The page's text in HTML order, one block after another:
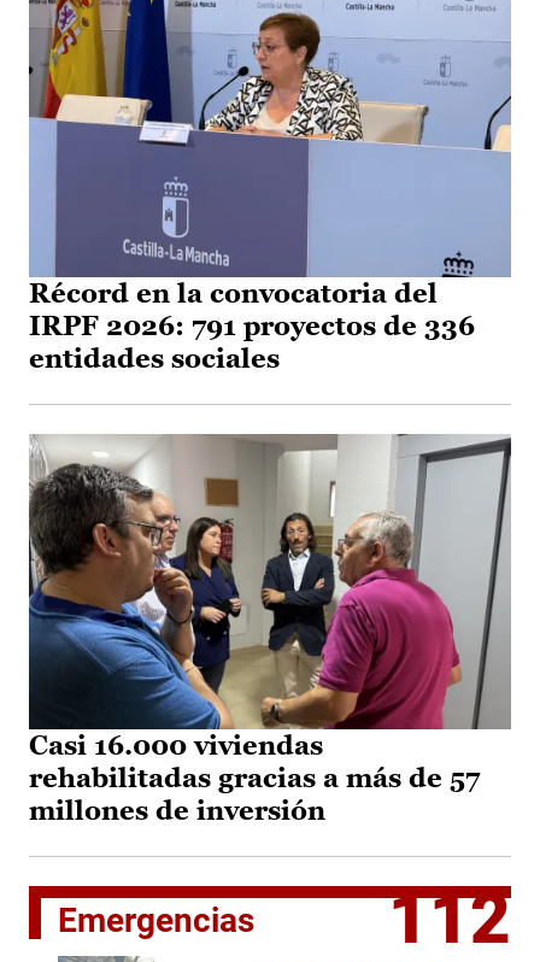
Récord en la convocatoria del
IRPF 2026: 791 proyectos de 336
entidades sociales
Casi 16.000 viviendas
rehabilitadas gracias a más de 57
millones de inversión
Emergencias 112